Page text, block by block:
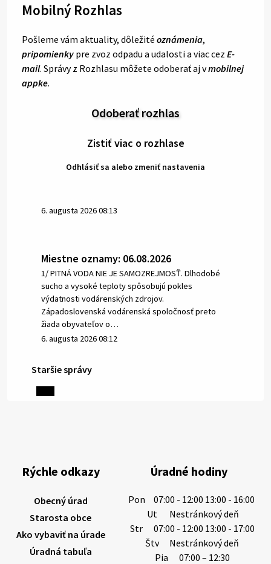
Mobilný Rozhlas
Pošleme vám aktuality, dôležité oznámenia,
pripomienky pre zvoz odpadu a udalosti a viac cez E-
mail. Správy z Rozhlasu môžete odoberať aj vmobilnej
appke.
Odoberať rozhlas
Zistiť viac o rozhlase
Odhlásiť sa alebo zmeniť nastavenia
6. augusta 2026 08:13
Miestne oznamy: 06.08.2026
1/ PITNÁ VODA NIE JE SAMOZREJMOSŤ. Dlhodobé
sucho a vysoké teploty spôsobujú pokles
výdatnosti vodárenských zdrojov.
Západoslovenská vodárenská spoločnosť preto
žiada obyvateľov o…
6. augusta 2026 08:12
5. augusta 2026 13:10
hlbokým zármutkom Vám oznamujeme, že vo veku
73 rokov nás opustila Irena Tanková, rodená
5. augusta 2026 12:59
3. augusta 2026 08:45
Staršie správy
Rýchle odkazy
Obecný úrad
Starosta obce
Ako vybaviť na úrade
Úradná tabuľa
Úradné hodiny
Pon
07:00 - 12:00 13:00 - 16:00
Ut
Nestránkový deň
Str
07:00 - 12:00 13:00 - 17:00
Štv
Nestránkový deň
Pia
07:00 – 12:30